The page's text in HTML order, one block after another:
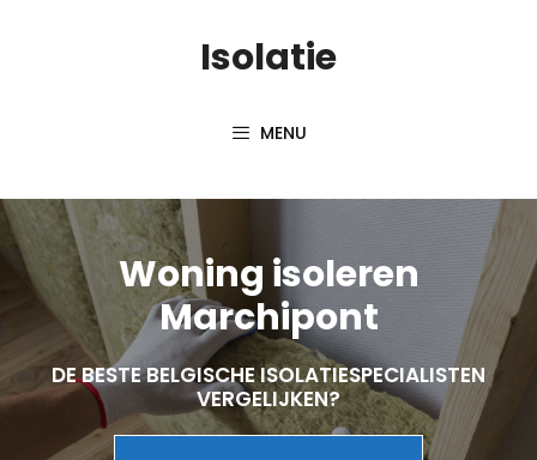
Isolatie
MENU
Woning isoleren
Marchipont
DE BESTE BELGISCHE ISOLATIESPECIALISTEN
VERGELIJKEN?